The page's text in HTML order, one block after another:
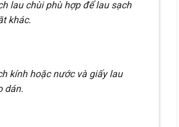
lau chùi phù hợp để lau sạch
khác.
kính hoặc nước và giấy lau
dán.